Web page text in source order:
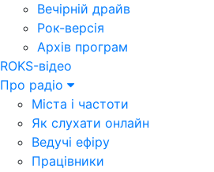
Вечірній драйв
Рок-версія
Архів програм
ROKS-відео
Про радіо
Міста і частоти
Як слухати онлайн
Ведучі ефіру
Працівники